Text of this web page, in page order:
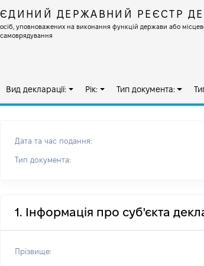
ЄДИНИЙ ДЕРЖАВНИЙ РЕЄСТР
осіб, уповноважених на виконання функцій держави або
самоврядування
Вид декларації: Рік: Тип документа:
Дата та час подання:
Тип документа:
1. Інформація про суб'єкта
Прізвище: